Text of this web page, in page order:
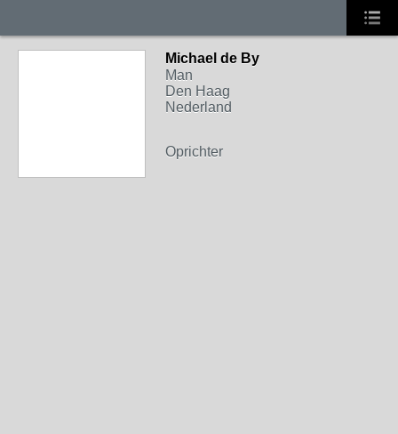
Michael de By
Man
Den Haag
Nederland
Oprichter